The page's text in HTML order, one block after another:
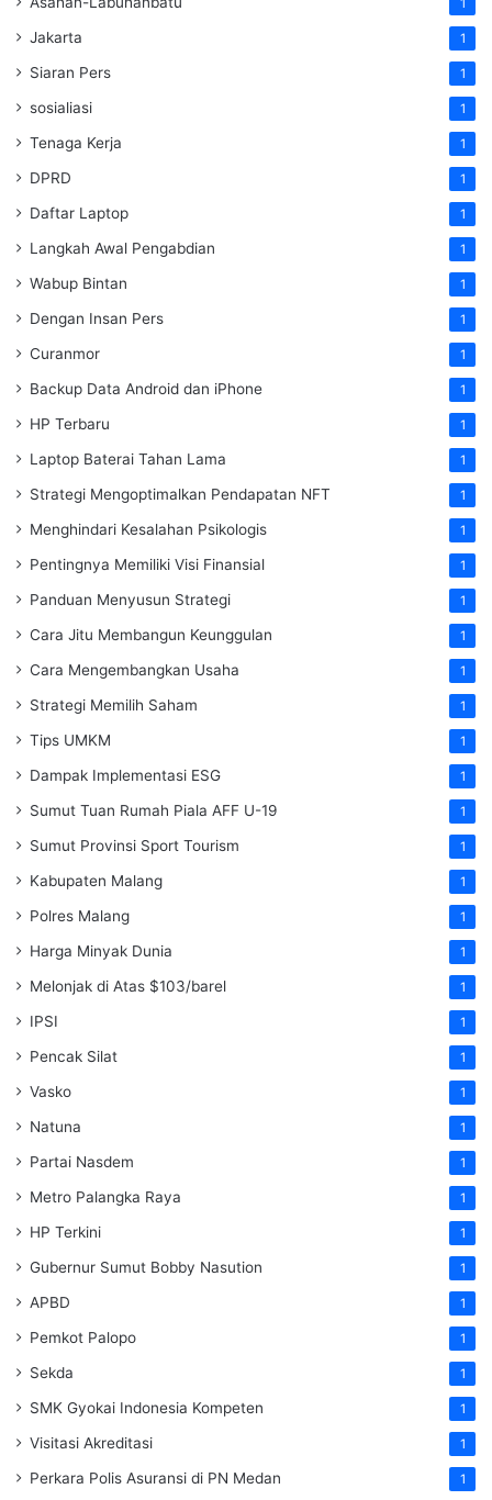
1
Jakarta 1
Siaran Pers 1
sosialiasi 1
Tenaga Kerja 1
DPRD 1
Daftar Laptop 1
Langkah Awal Pengabdian 1
Wabup Bintan 1
Dengan Insan Pers 1
Curanmor 1
Backup Data Android dan iPhone 1
HP Terbaru 1
Laptop Baterai Tahan Lama 1
Strategi Mengoptimalkan Pendapatan NFT 1
Menghindari Kesalahan Psikologis 1
Pentingnya Memiliki Visi Finansial 1
Panduan Menyusun Strategi 1
Cara Jitu Membangun Keunggulan 1
Cara Mengembangkan Usaha 1
Strategi Memilih Saham 1
Tips UMKM 1
Dampak Implementasi ESG 1
Sumut Tuan Rumah Piala AFF U-19 1
Sumut Provinsi Sport Tourism 1
Kabupaten Malang 1
Polres Malang 1
Harga Minyak Dunia 1
Melonjak di Atas $103/barel 1
IPSI 1
Pencak Silat 1
Vasko 1
Natuna 1
Partai Nasdem 1
Metro Palangka Raya 1
HP Terkini 1
Gubernur Sumut Bobby Nasution 1
APBD 1
Pemkot Palopo 1
Sekda 1
SMK Gyokai Indonesia Kompeten 1
Visitasi Akreditasi 1
Perkara Polis Asuransi di PN Medan 1